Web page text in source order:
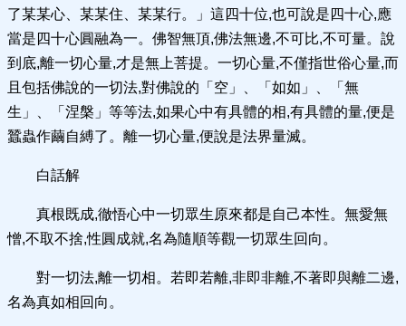
了某某心、某某住、某某行。」這四十位,也可說是四十心,應
當是四十心圓融為一。佛智無頂,佛法無邊,不可比,不可量。說
到底,離一切心量,才是無上菩提。一切心量,不僅指世俗心量,而
且包括佛說的一切法,對佛說的「空」、「如如」、「無
生」、「涅槃」等等法,如果心中有具體的相,有具體的量,便是
蠶蟲作繭自縛了。離一切心量,便說是法界量滅。
白話解
真根既成,徹悟心中一切眾生原來都是自己本性。無愛無
憎,不取不捨,性圓成就,名為隨順等觀一切眾生回向。
對一切法,離一切相。若即若離,非即非離,不著即與離二邊,
名為真如相回向。